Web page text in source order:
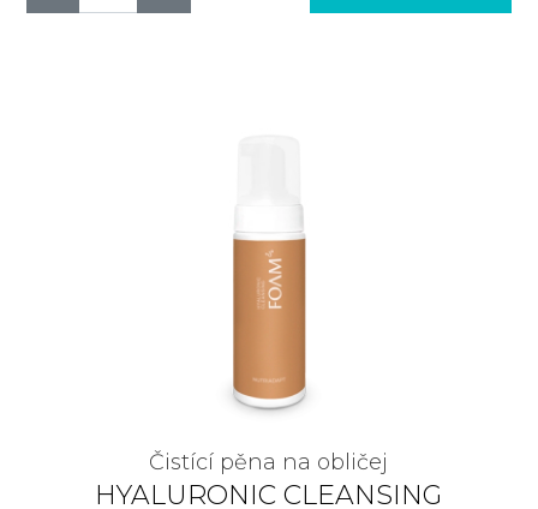
Čistící pěna na obličej
HYALURONIC CLEANSING